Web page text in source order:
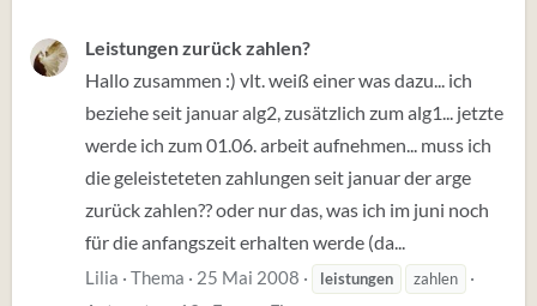
Leistungen zurück zahlen?
Hallo zusammen :) vlt. weiß einer was dazu... ich
beziehe seit januar alg2, zusätzlich zum alg1... jetzte
werde ich zum 01.06. arbeit aufnehmen... muss ich
die geleisteteten zahlungen seit januar der arge
zurück zahlen?? oder nur das, was ich im juni noch
für die anfangszeit erhalten werde (da...
Lilia Thema 25 Mai 2008 leistungen zahlen